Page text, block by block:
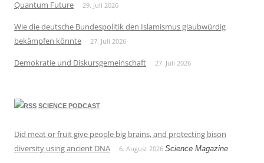
Quantum Future
29. Juli 2026
Wie die deutsche Bundespolitik den Islamismus glaubwürdig
bekämpfen könnte
27. Juli 2026
Demokratie und Diskursgemeinschaft 27. Juli 2026
SCIENCE PODCAST
Did meat or fruit give people big brains, and protecting bison
diversity using ancient DNA
6. August 2026 Science Magazine